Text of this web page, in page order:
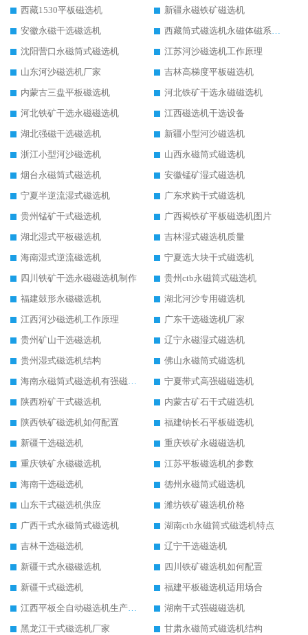
西藏1530平板磁选机
新疆永磁铁矿磁选机
安徽永磁干选磁选机
西藏筒式磁选机永磁体磁系设计
沈阳营口永磁筒式磁选机
江苏河沙磁选机工作原理
山东河沙磁选机厂家
吉林高梯度平板磁选机
内蒙古三盘平板磁选机
河北铁矿干选永磁磁选机
河北铁矿干选永磁磁选机
江西磁选机干选设备
湖北强磁干选磁选机
新疆小型河沙磁选机
浙江小型河沙磁选机
山西永磁筒式磁选机
烟台永磁筒式磁选机
安徽锰矿湿式磁选机
宁夏半逆流湿式磁选机
广东求购干式磁选机
贵州锰矿干式磁选机
广西褐铁矿平板磁选机图片
湖北湿式平板磁选机
吉林湿式磁选机质量
海南湿式逆流磁选机
宁夏选大块干式磁选机
四川铁矿干选永磁磁选机制作
贵州ctb永磁筒式磁选机
福建鼓形永磁磁选机
湖北河沙专用磁选机
江西河沙磁选机工作原理
广东干选磁选机厂家
贵州矿山干选磁选机
辽宁永磁湿式磁选机
贵州湿式磁选机结构
佛山永磁筒式磁选机
海南永磁筒式磁选机有强磁的吗
宁夏带式高强磁磁选机
陕西粉矿干式磁选机
内蒙古矿石干式磁选机
陕西铁矿磁选机如何配置
福建钠长石平板磁选机
新疆干选磁选机
重庆铁矿永磁磁选机
重庆铁矿永磁磁选机
江苏平板磁选机的参数
海南干选磁选机
德州永磁筒式磁选机
山东干式磁选机供应
潍坊铁矿磁选机价格
广西干式永磁筒式磁选机
湖南ctb永磁筒式磁选机特点
吉林干选磁选机
辽宁干选磁选机
新疆干式永磁磁选机
四川铁矿磁选机如何配置
新疆干式磁选机
福建平板磁选机适用场合
江西平板全自动磁选机生产厂家
湖南干式强磁磁选机
黑龙江干式磁选机厂家
甘肃永磁筒式磁选机结构